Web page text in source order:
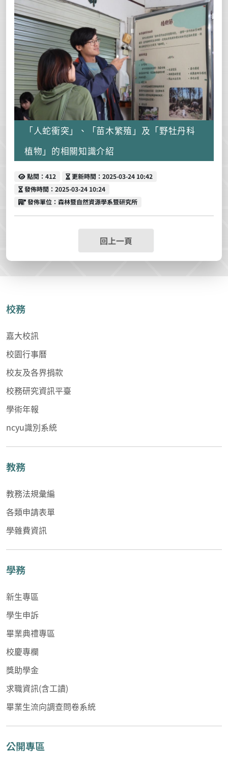
「人蛇衝突」、「苗木繁殖」及「野牡丹科
植物」的相關知識介紹
點閱
點閱：412 更新時間
更新時間：2025-03-24 10:42
發佈時間
發佈時間：2025-03-24 10:24
發佈單位
發佈單位：森林暨自然資源學系暨研究所
回上一頁
校務
嘉大校訊
校園行事曆
校友及各界捐款
校務研究資訊平臺
學術年報
ncyu識別系統
教務
教務法規彙編
各類申請表單
學雜費資訊
學務
新生專區
學生申訴
畢業典禮專區
校慶專欄
獎助學金
求職資訊(含工讀)
畢業生流向調查問卷系統
公開專區